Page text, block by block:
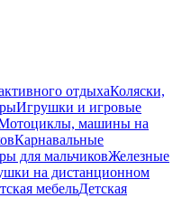
отдыхаКоляски,
Игрушки и игровые
машины на
Карнавальные
для мальчиковЖелезные
на дистанционном
мебельДетская